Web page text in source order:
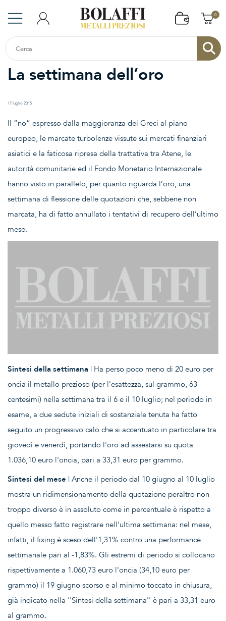
0
La settimana dell’oro
17 luglio 2015
Il “no” espresso dalla maggioranza dei Greci al piano
europeo, le marcate turbolenze vissute sui mercati finanziari
asiatici e la faticosa ripresa della trattativa tra Atene, le
autorità comunitarie ed il Fondo Monetario Internazionale
hanno visto in parallelo, per quanto riguarda l’oro, una
settimana di flessione delle quotazioni che, sebbene non
marcata, ha di fatto annullato i tentativi di recupero dell’ultimo
mese.
Sintesi della settimana | Ha perso poco meno di 20 euro per
oncia il metallo prezioso (per l'esattezza, sul grammo, 63
centesimi) nella settimana tra il 6 e il 10 luglio; nel periodo in
esame, a due sedute iniziali di sostanziale tenuta ha fatto
seguito un progressivo calo che si accentuato in particolare tra
giovedì e venerdì, portando l'oro ad assestarsi su quota
1.036,10 euro l'oncia, pari a 33,31 euro per grammo.
Sintesi del mese | Anche il periodo dal 10 giugno al 10 luglio
mostra un ridimensionamento della quotazione peraltro non
troppo diverso è in assoluto come in percentuale è rispetto a
quello messo fatto registrare nell'ultima settimana: nel mese,
infatti, il fixing è sceso dell'1,31% contro una performance
settimanale pari al -1,83%. Gli estremi di periodo si collocano
rispettivamente a 1.060,73 euro l'oncia (34,10 euro per
grammo) il 19 giugno scorso e al minimo toccato in chiusura,
già indicato nella ''Sintesi della settimana'' è pari a 33,31 euro
al grammo.